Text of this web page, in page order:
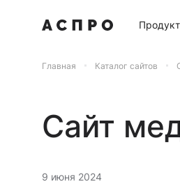
Главная Каталог сайтов
Сайт
9 июня 2024